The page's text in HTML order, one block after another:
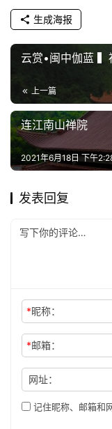
巡
礼
视
纪
录
佛
教
艺
责
明
生成海报
云赏•闽中伽蓝 ▍
上一篇
连江南山禅院
2021年6月18日 下午
发表回复
*昵称：
*邮箱：
网址：
记住昵称、邮箱和